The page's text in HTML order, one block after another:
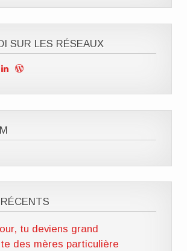
SUR LES RÉSEAUX
Voir
de de
tu deviens grand
des mères particulière